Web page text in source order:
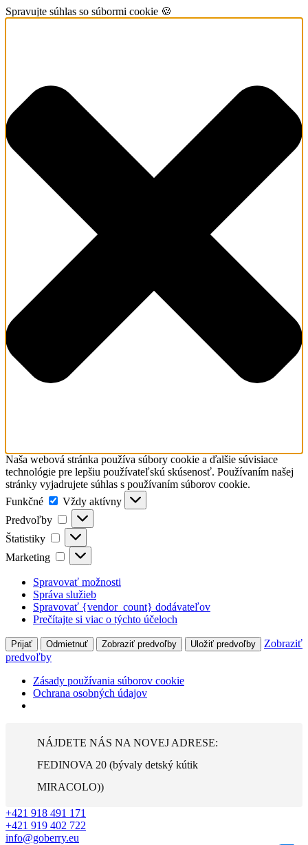
Spravujte súhlas so súbormi cookie 🍪
Naša webová stránka používa súbory cookie a ďalšie súvisiace
technológie pre lepšiu používateľskú skúsenosť. Používaním našej
stránky vyjadrujete súhlas s používaním súborov cookie.
Funkčné
Funkčné
Vždy aktívny
Predvoľby
Predvoľby
Štatistiky Štatistiky
Marketing Marketing
Spravovať možnosti
Správa služieb
Spravovať {vendor_count} dodávateľov
Prečítajte si viac o týchto účeloch
Prijať Odmietnuť Zobraziť predvoľby Uložiť predvoľby
Zobraziť
predvoľby
Zásady používania súborov cookie
Ochrana osobných údajov
NÁJDETE NÁS NA NOVEJ ADRESE:
FEDINOVA 20 (bývaly detský kútik
MIRACOLO))
+421 918 491 171
+421 919 402 722
info@goberry.eu